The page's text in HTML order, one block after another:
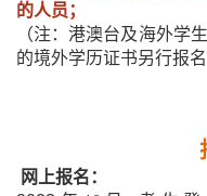
的人员；
（注：港澳台及海外学
的境外学历证书另行报名
网上报名：